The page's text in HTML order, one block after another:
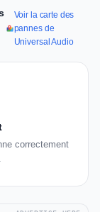
Voir la carte des
pannes de
Universal Audio
correctement